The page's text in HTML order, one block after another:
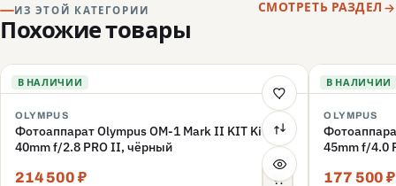
ИЗ ЭТОЙ КАТЕГОРИИ
Похожие товары
СМОТРЕТЬ РАЗДЕЛ
В НАЛИЧИИ
OLYMPUS
Фотоаппарат Olympus OM-1 Mark II KIT Kit 12-
40mm f/2.8 PRO II, чёрный
214 500 ₽
В НАЛИЧИИ
OLYMPUS
45mm f/4.0
177 500 ₽